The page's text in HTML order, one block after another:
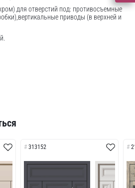
для отверстий под: противосъемные
приводы (в верхней и
313152